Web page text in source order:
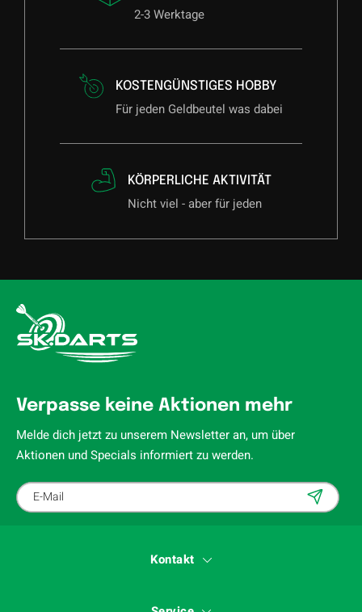
2-3 Werktage
KOSTENGÜNSTIGES HOBBY
Für jeden Geldbeutel was dabei
KÖRPERLICHE AKTIVITÄT
Nicht viel - aber für jeden
Verpasse keine Aktionen mehr
Melde dich jetzt zu unserem Newsletter an, um über
Aktionen und Specials informiert zu werden.
Kontakt